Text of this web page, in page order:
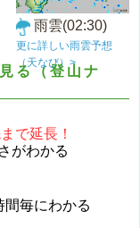
雨雲(02:30)
更に詳しい雨雲予想
（天なび）>
る（登山ナ
で延長！
がわかる
毎にわかる